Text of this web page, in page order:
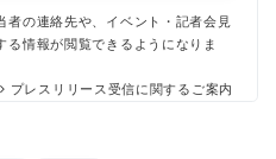
者の連絡先や、イベント・記者会見
る情報が閲覧できるようになりま
プレスリリース受信に関するご案内